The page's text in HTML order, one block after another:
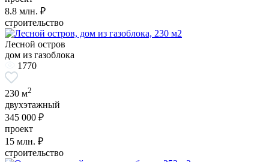
8.8 млн. ₽
строительство
Лесной остров
дом из газоблока
1770
230 м2
двухэтажный
345 000 ₽
проект
15 млн. ₽
строительство